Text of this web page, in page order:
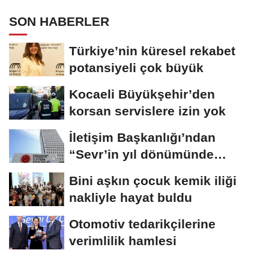
SON HABERLER
Türkiye’nin küresel rekabet
potansiyeli çok büyük
Kocaeli Büyükşehir’den
korsan servislere izin yok
İletişim Başkanlığı’ndan
“Sevr’in yıl dönümünde
Bini aşkın çocuk kemik iliği
nakliyle hayat buldu
Otomotiv tedarikçilerine
verimlilik hamlesi